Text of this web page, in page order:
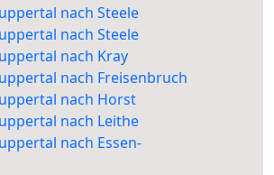
nach Steele
nach Steele
nach Kray
nach Freisenbruch
nach Horst
nach Leithe
nach Essen-